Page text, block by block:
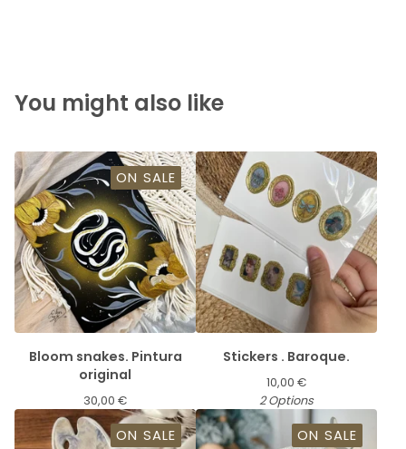
You might also like
ON SALE
Bloom snakes. Pintura
original
30,00 €
Stickers . Baroque.
10,00 €
2 Options
ON SALE ON SALE